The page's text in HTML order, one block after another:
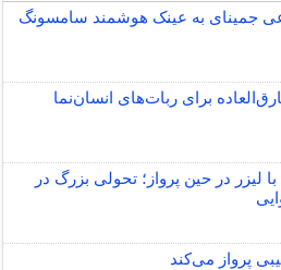
جمینای به عینک هوشمند سامسونگ
برای ربات‌های انسان‌نما
با لیزر در حین پرواز؛ تحولی بزرگ در
پرواز می‌کند